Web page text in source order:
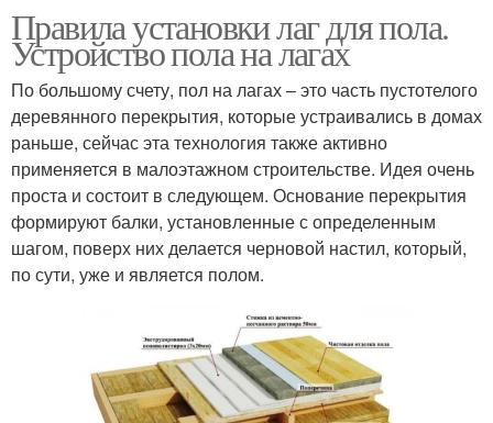
Правила установки лаг для пола.
Устройство пола на лагах
По большому счету, пол на лагах – это часть пустотелого
деревянного перекрытия, которые устраивались в домах
раньше, сейчас эта технология также активно
применяется в малоэтажном строительстве. Идея очень
проста и состоит в следующем. Основание перекрытия
формируют балки, установленные с определенным
шагом, поверх них делается черновой настил, который,
по сути, уже и является полом.